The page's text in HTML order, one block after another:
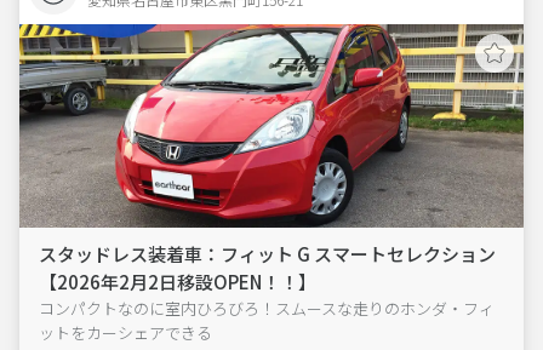
スタッドレス装着車：フィット G スマートセレクション
【2026年2月2日移設OPEN！！】
コンパクトなのに室内ひろびろ！スムースな走りのホンダ・フィ
ットをカーシェアできる